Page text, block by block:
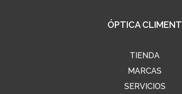
ÓPTICA CLIMENT
TIENDA
MARCAS
SERVICIOS